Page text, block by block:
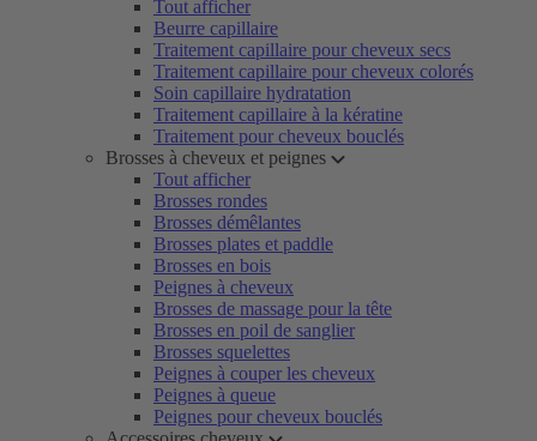
Tout afficher
Beurre capillaire
Traitement capillaire pour cheveux secs
Traitement capillaire pour cheveux colorés
Soin capillaire hydratation
Traitement capillaire à la kératine
Traitement pour cheveux bouclés
Brosses à cheveux et peignes
Tout afficher
Brosses rondes
Brosses démêlantes
Brosses plates et paddle
Brosses en bois
Peignes à cheveux
Brosses de massage pour la tête
Brosses en poil de sanglier
Brosses squelettes
Peignes à couper les cheveux
Peignes à queue
Peignes pour cheveux bouclés